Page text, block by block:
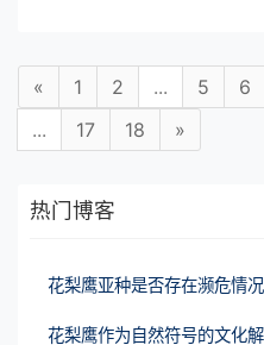
« 1 2 ... 5 6
...
17 18 »
热门博客
花梨鹰亚种是否存在濒危情况
花梨鹰作为自然符号的文化